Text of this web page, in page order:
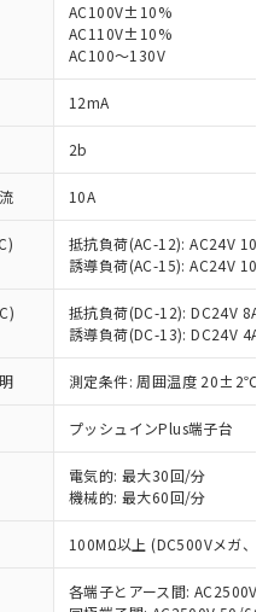
AC100V±10%
AC110V±10%
AC100～130V
12mA
2b
10A
抵抗負荷(AC-12): AC24V 10A/
誘導負荷(AC-15): AC24V
抵抗負荷(DC-12): DC24V 8A/
誘導負荷(DC-13): DC24V 4A/
測定条件: 周囲温度 20±2℃、
プッシュインPlus端子台
電気的: 最大30回/分
機械的: 最大60回/分
100MΩ以上 (DC500Vメガ、点
各端子とアース間: AC2500V
ただき、同意のうえ
当社制御機器事業取扱
況および標準価格
ていただくもので
業取扱商品の中には、
象外となる商品もある
ださい。
標準価格照会結果は、
新日時点での社内デー
されるものであり、閲
る場合があることをご
指令（10物質）の
が提供可能な商品で
令（10物質）の非含
り替える予定のある
指令（10物質）の
で、対応品を出す予
指令（10物質）の
査中または確認中の
料など無形物で、有
い商品です。
、非含有部品として
判明した場合などや
があります。
1000ppm以下、 カド
以下、ポリ臭化ビフェニル
含有率が中国RoHSの
を示します。
含有率が中国RoHSの
とを示します。
当社販売部門へお問
貴社製品のうち、外国
貿易法に定める商品
等」という）を輸出
提供する場合は、日本
可(または役務取引許
どの必要な手続きを